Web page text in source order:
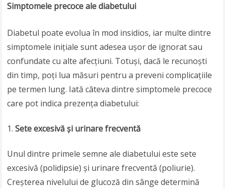
Simptomele precoce ale diabetului
Diabetul poate evolua în mod insidios, iar multe dintre
simptomele inițiale sunt adesea ușor de ignorat sau
confundate cu alte afecțiuni. Totuși, dacă le recunoști
din timp, poți lua măsuri pentru a preveni complicațiile
pe termen lung. Iată câteva dintre simptomele precoce
care pot indica prezența diabetului:
Sete excesivă și urinare frecventă
Unul dintre primele semne ale diabetului este sete
excesivă (polidipsie) și urinare frecventă (poliurie).
Creșterea nivelului de glucoză din sânge determină